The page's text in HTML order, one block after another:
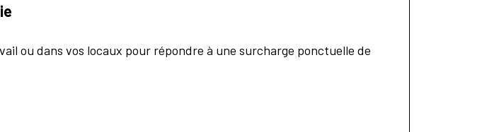
ou dans vos locaux pour répondre à une surcharge ponctuelle de